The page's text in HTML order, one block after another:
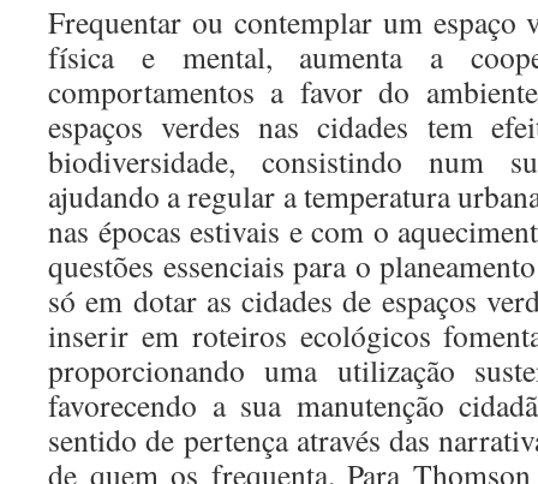
Frequentar ou contemplar um espaço
física e mental, aumenta a
comportamentos a favor do
espaços verdes nas cidades tem
biodiversidade, consistindo num
ajudando a regular a temperatura
nas épocas estivais e com o
questões essenciais para o
só em dotar as cidades de espaços
inserir em roteiros ecológicos
proporcionando uma utilização
favorecendo a sua manutenção
sentido de pertença através das
de quem os frequenta. Para